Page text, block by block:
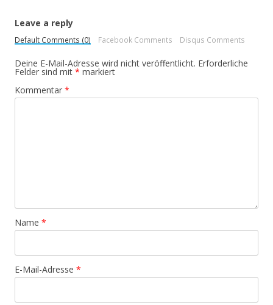
Leave a reply
Default Comments (0) Facebook Comments Disqus Comments
Deine E-Mail-Adresse wird nicht veröffentlicht. Erforderliche
Felder sind mit * markiert
Kommentar *
Name *
E-Mail-Adresse *